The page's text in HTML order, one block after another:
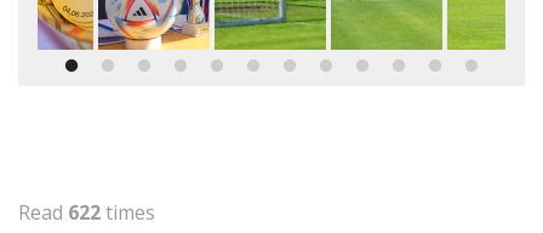
Read 622times